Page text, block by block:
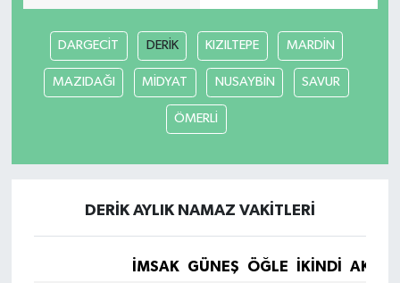
DARGECİT DERİK KIZILTEPE MARDİN
MAZIDAĞI MİDYAT NUSAYBİN SAVUR
ÖMERLİ
DERİK AYLIK NAMAZ VAKITLERI
İMSAK GÜNEŞ ÖĞLE İKINDI
SİYASET
SPOR
TARİH